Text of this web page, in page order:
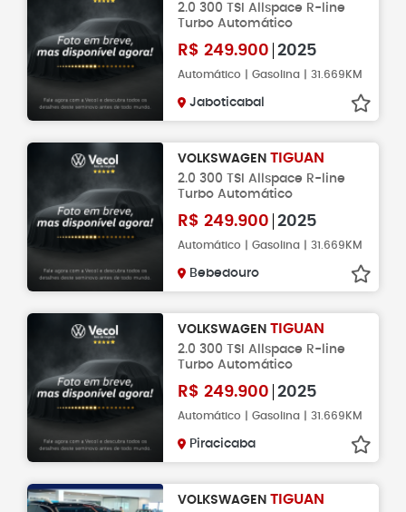
2.0 300 TSI Allspace R-line
Turbo Automático
R$ 249.900 2025
Automático | Gasolina | 31.669KM
Jaboticabal
VOLKSWAGEN TIGUAN
2.0 300 TSI Allspace R-line
Turbo Automático
R$ 249.900 2025
Automático | Gasolina | 31.669KM
Bebedouro
VOLKSWAGEN TIGUAN
2.0 300 TSI Allspace R-line
Turbo Automático
R$ 249.900 2025
Automático | Gasolina | 31.669KM
Piracicaba
VOLKSWAGEN TIGUAN